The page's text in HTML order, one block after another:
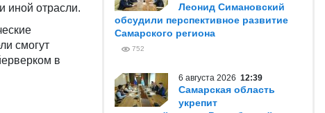
иной отрасли.
смогут
в
Леонид Симановский
обсудили перспективное развитие
Самарского региона
752
6 августа 2026 12:39
Самарская область
укрепит